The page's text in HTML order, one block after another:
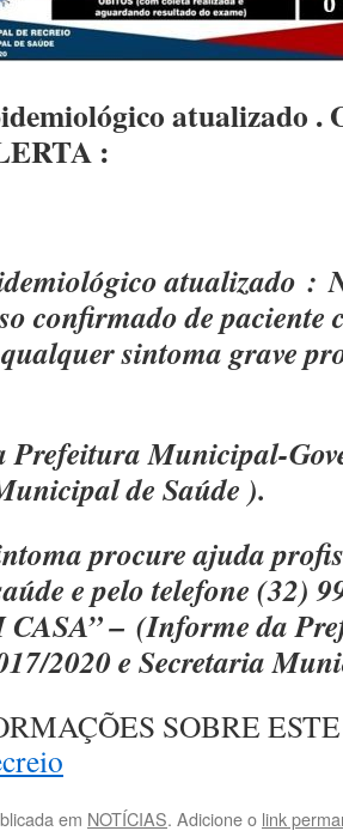
atualizado .
:
atualizado :
confirmado de paciente
sintoma grave
Prefeitura Municipal-
de Saúde ).
procure ajuda
e pelo telefone (32)
– (Informe da
2020 e Secretaria
SOBRE
em NOTÍCIAS. Adicione o link